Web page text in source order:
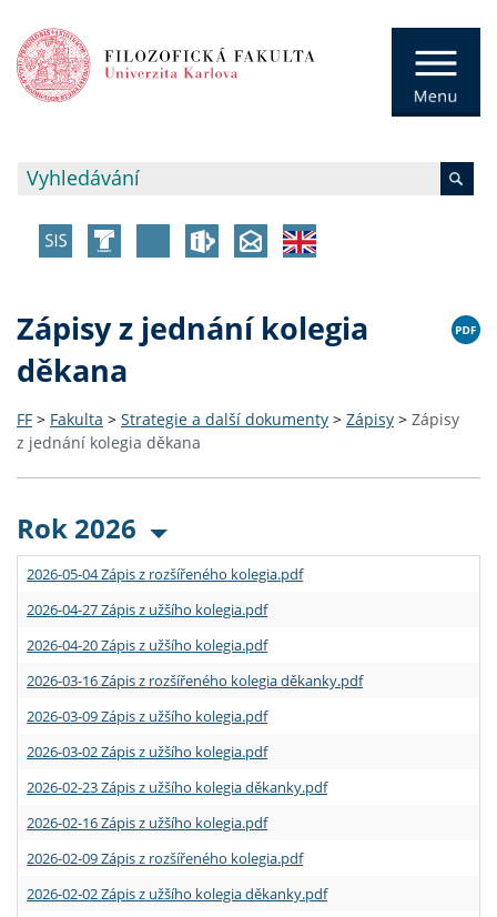
Zápisy z jednání kolegia
děkana
FF > Fakulta > Strategie a další dokumenty > Zápisy > Zápisy
z jednání kolegia děkana
Rok 2026
2026-05-04 Zápis z rozšířeného kolegia.pdf
2026-04-27 Zápis z užšího kolegia.pdf
2026-04-20 Zápis z užšího kolegia.pdf
2026-03-16 Zápis z rozšířeného kolegia děkanky.pdf
2026-03-09 Zápis z užšího kolegia.pdf
2026-03-02 Zápis z užšího kolegia.pdf
2026-02-23 Zápis z užšího kolegia děkanky.pdf
2026-02-16 Zápis z užšího kolegia.pdf
2026-02-09 Zápis z rozšířeného kolegia.pdf
2026-02-02 Zápis z užšího kolegia děkanky.pdf